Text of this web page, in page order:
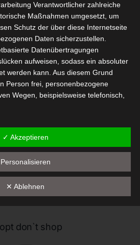
Weiterlesen
don`t shop
Verantwortlicher zahlreiche
Maßnahmen umgesetzt, um
Schutz der über diese Internetseite
Daten sicherzustellen.
Datenübertragungen
aufweisen, sodass ein absoluter
werden kann. Aus diesem Grund
Person frei, personenbezogene
Wegen, beispielsweise telefonisch,
beruht auf den Begrifflichkeiten, die
und Verordnungsgeber
Grundverordnung (DS-GVO)
Datenschutzerklärung soll sowohl für
für unsere Kunden und
✓ Akzeptieren
Personalisieren
✕ Ablehnen